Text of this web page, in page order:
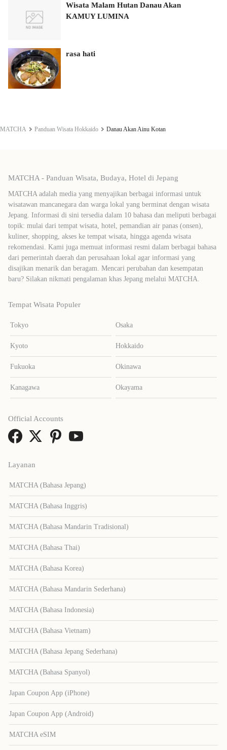
Wisata Malam Hutan Danau Akan
KAMUY LUMINA
rasa hati
MATCHA Panduan Wisata Hokkaido Danau Akan Ainu Kotan
MATCHA - Panduan Wisata, Budaya, Hotel di Jepang
MATCHA adalah media yang menyajikan berbagai informasi untuk
wisatawan mancanegara dan warga lokal yang berminat dengan wisata
Jepang. Informasi di sini tersedia dalam 10 bahasa dan meliputi berbagai
topik: mulai dari tempat wisata, hotel, pemandian air panas (onsen),
kuliner, shopping, akses ke tempat wisata, hingga agenda wisata
rekomendasi. Kami juga memuat informasi resmi dalam berbagai bahasa
dari pemerintah daerah dan perusahaan lokal agar informasi yang
disajikan menarik dan beragam. Mencari perubahan dan kesempatan
baru? Silakan nikmati pengalaman khas Jepang melalui MATCHA.
Tempat Wisata Populer
Tokyo Osaka
Kyoto Hokkaido
Fukuoka Okinawa
Kanagawa Okayama
Layanan
MATCHA (Bahasa Jepang)
MATCHA (Bahasa Inggris)
MATCHA (Bahasa Mandarin Tradisional)
MATCHA (Bahasa Thai)
MATCHA (Bahasa Korea)
MATCHA (Bahasa Mandarin Sederhana)
MATCHA (Bahasa Indonesia)
MATCHA (Bahasa Vietnam)
MATCHA (Bahasa Jepang Sederhana)
MATCHA (Bahasa Spanyol)
Japan Coupon App (iPhone)
Japan Coupon App (Android)
MATCHA eSIM
Official Accounts